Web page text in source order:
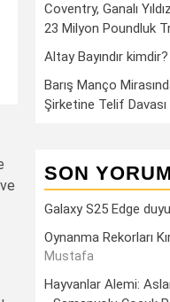
Coventry, Ganalı
23 Milyon Poundluk
Altay Bayındır
Barış Manço
Şirketine Telif Davası
SON
Galaxy S25 Edge
Oynanma Rekorları
Mustafa
Hayvanlar Alemi: